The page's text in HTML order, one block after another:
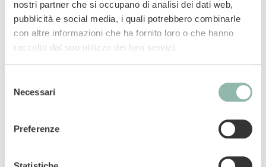
nostri partner che si occupano di analisi dei dati web,
pubblicità e social media, i quali potrebbero combinarle
con altre informazioni che ha fornito loro o che hanno
raccolto dal suo utilizzo dei loro servizi.
delNecessari
Preferenze
ingrediente riduce l’accumulo di grassi nei
tessuti e stimola il metabolismo energetico.
Ideali per addestramento e agility.
Codice ean: 4002064500119